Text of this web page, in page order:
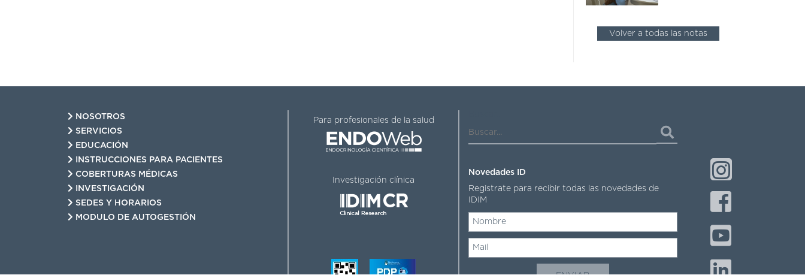
Volver a todas las notas
NOSOTROS
SERVICIOS
EDUCACIÓN
INSTRUCCIONES PARA PACIENTES
COBERTURAS MÉDICAS
INVESTIGACIÓN
SEDES Y HORARIOS
MODULO DE AUTOGESTIÓN
Para profesionales de la salud
Investigación clínica
Novedades ID
Registrate para recibir todas las novedades de
IDIM